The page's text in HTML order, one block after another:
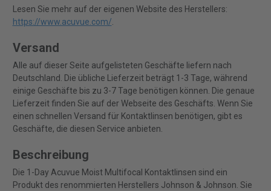
Lesen Sie mehr auf der eigenen Website des Herstellers:
https://www.acuvue.com/.
Versand
Alle auf dieser Seite aufgelisteten Geschäfte liefern nach
Deutschland. Die übliche Lieferzeit beträgt 1-3 Tage, während
einige Geschäfte bis zu 3-7 Tage benötigen können. Die genaue
Lieferzeit finden Sie auf der Webseite des Geschäfts. Wenn Sie
einen schnellen Versand für Kontaktlinsen benötigen, gibt es
Geschäfte, die diesen Service anbieten.
Beschreibung
Die 1-Day Acuvue Moist Multifocal Kontaktlinsen sind ein
Produkt des renommierten Herstellers Johnson & Johnson. Sie